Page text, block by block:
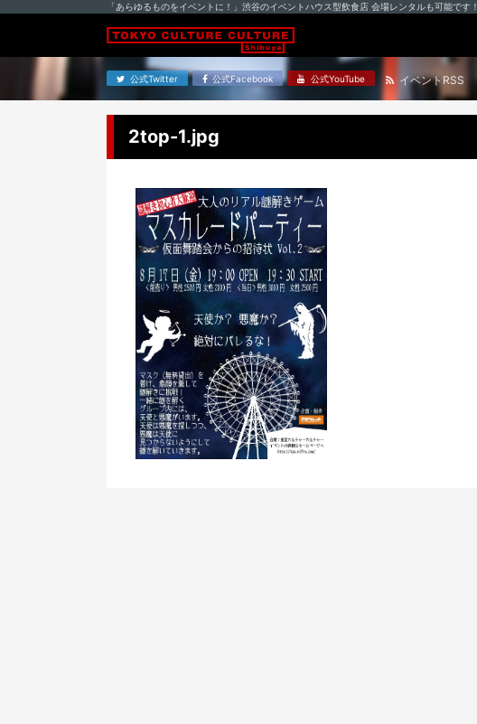
「あらゆるものをイベントに！」渋谷のイベントハウス型飲食店 会場レンタルも可能です！
公式Twitter 公式Facebook 公式YouTube イベントRSS
2top-1.jpg